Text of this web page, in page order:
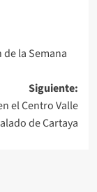
la Semana
Siguiente:
el Centro Valle
de Cartaya